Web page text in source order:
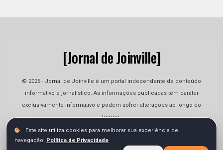
Este site utiliza cookies para melhorar sua experiência de
navegação. Política de Privacidade
[Jornal de Joinville]
© 2026 - Jornal de Joinville é um portal independente de conteúdo
informativo e jornalístico. As informações publicadas têm caráter
exclusivamente informativo e podem sofrer alterações ao longo do
tempo.
Quem Somos Contato